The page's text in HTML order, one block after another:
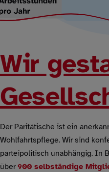
Wir
Der Paritätische ist ein
Wohlfahrtspflege. Wir sind
parteipolitisch unabhängig. In
über900 selbständige